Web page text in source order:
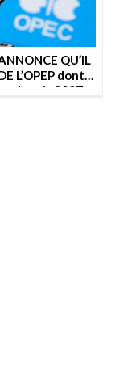
QU’IL
L’OPEP dont il
depuis 2007